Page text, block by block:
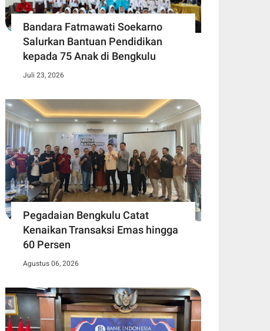
Bandara Fatmawati Soekarno
Salurkan Bantuan Pendidikan
kepada 75 Anak di Bengkulu
Juli 23, 2026
Pegadaian Bengkulu Catat
Kenaikan Transaksi Emas hingga
60 Persen
Agustus 06, 2026